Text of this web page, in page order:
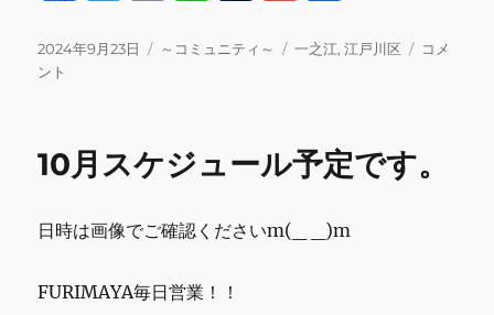
c
o
k
it ai e m ai
投
稿
2024年9月23日
カ
～コミュニティ～
タ
一之江,江戸川区
来
コメ
ント
10月スケジュール予定です。
日時は画像でご確認くださいm(_ _)m
FURIMAYA毎日営業！！